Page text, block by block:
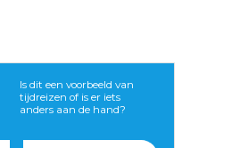
Is dit een voorbeeld van
tijdreizen of is er iets
anders aan de hand?